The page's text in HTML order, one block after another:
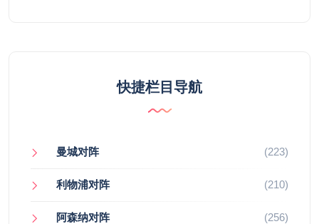
快捷栏目导航
曼城对阵 (223)
利物浦对阵 (210)
阿森纳对阵 (256)